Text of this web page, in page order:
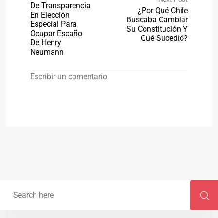
De Transparencia
En Elección
Especial Para
Ocupar Escaño
De Henry
Neumann
¿Por Qué Chile
Buscaba Cambiar
Su Constitución Y
Qué Sucedió?
Escribir un comentario